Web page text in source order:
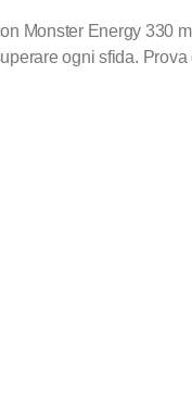
Monster Energy 330 ml
ogni sfida. Prova